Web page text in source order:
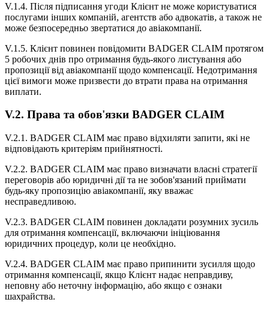
V.1.4. Після підписання угоди Клієнт не може користуватися
послугами інших компаній, агентств або адвокатів, а також не
може безпосередньо звертатися до авіакомпанії.
V.1.5. Клієнт повинен повідомити BADGER CLAIM протягом
5 робочих днів про отримання будь-якого листування або
пропозиції від авіакомпанії щодо компенсації. Недотримання
цієї вимоги може призвести до втрати права на отримання
виплати.
V.2. Права та обов'язки BADGER CLAIM
V.2.1. BADGER CLAIM має право відхиляти запити, які не
відповідають критеріям прийнятності.
V.2.2. BADGER CLAIM має право визначати власні стратегії
переговорів або юридичні дії та не зобов'язаний приймати
будь-яку пропозицію авіакомпанії, яку вважає
несправедливою.
V.2.3. BADGER CLAIM повинен докладати розумних зусиль
для отримання компенсації, включаючи ініціювання
юридичних процедур, коли це необхідно.
V.2.4. BADGER CLAIM має право припинити зусилля щодо
отримання компенсації, якщо Клієнт надає неправдиву,
неповну або неточну інформацію, або якщо є ознаки
шахрайства.